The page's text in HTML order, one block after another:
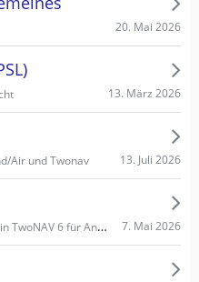
20. Mai 2026
13. März 2026
Air und Twonav 13. Juli 2026
SD Karte als (standard) Maps Ordner in TwoNAV 6 für Android einstellen/wählen 7. Mai 2026